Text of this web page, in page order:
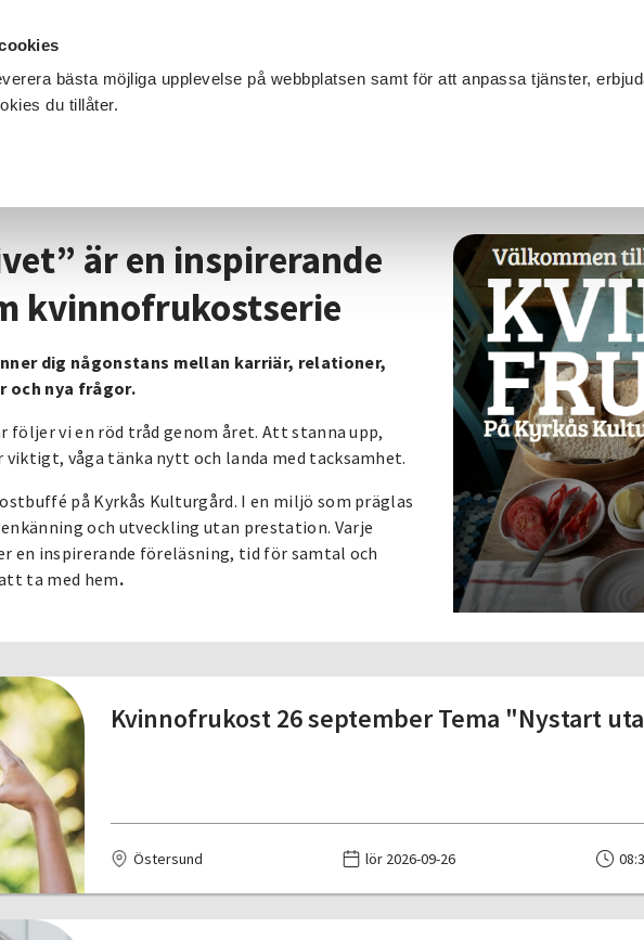
bästa möjliga upplevelse på webbplatsen samt för att anpassa tjänster,
du tillåter.
SÖK KURSER OCH EVENEMANG
är en inspirerande
kvinnofrukostserie
dig någonstans mellan karriär, relationer,
och nya frågor.
följer vi en röd tråd genom året. Att stanna upp,
viktigt, våga tänka nytt och landa med tacksamhet.
på Kyrkås Kulturgård. I en miljö som präglas
och utveckling utan prestation. Varje
en inspirerande föreläsning, tid för samtal och
ta med hem.
Kvinnofrukost 26 september Tema "Nystart
Östersund lör 2026-09-26